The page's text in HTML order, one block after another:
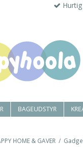
BAGEUDSTYR
HOME & GAVER /